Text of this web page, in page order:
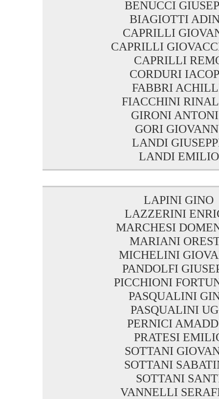
BENUCCI
BIAGIOTTI
CAPRILLI
CAPRILLI
CAPRILLI
CORDURI
FABBRI
FIACCHINI
GIRONI
GORI
LANDI
LANDI EMILIO
LAPINI GINO
LAZZERINI
MARCHESI
MARIANI
MICHELINI
PANDOLFI
PICCHIONI
PASQUALINI
PASQUALINI
PERNICI
PRATESI
SOTTANI
SOTTANI
SOTTANI
VANNELLI